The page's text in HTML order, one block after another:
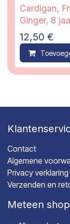
Cardigan,
Ginger, 8
12,50 €
Contact
Algemene
Privacy verklaring
Verzenden en
Meteen